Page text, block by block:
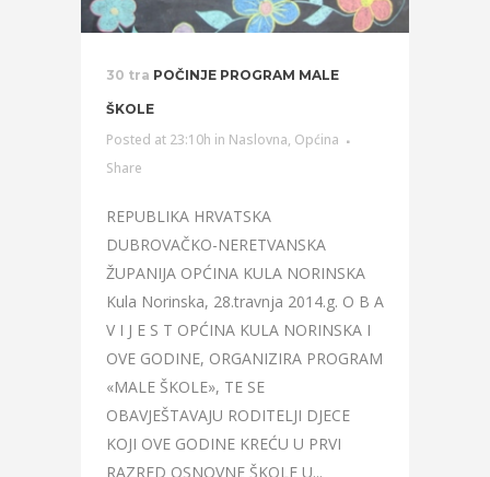
30 tra POČINJE PROGRAM MALE
ŠKOLE
Posted at 23:10h in Naslovna, Općina
Share
REPUBLIKA HRVATSKA
DUBROVAČKO-NERETVANSKA
ŽUPANIJA OPĆINA KULA NORINSKA
Kula Norinska, 28.travnja 2014.g. O B A
V I J E S T OPĆINA KULA NORINSKA I
OVE GODINE, ORGANIZIRA PROGRAM
«MALE ŠKOLE», TE SE
OBAVJEŠTAVAJU RODITELJI DJECE
KOJI OVE GODINE KREĆU U PRVI
RAZRED OSNOVNE ŠKOLE U...